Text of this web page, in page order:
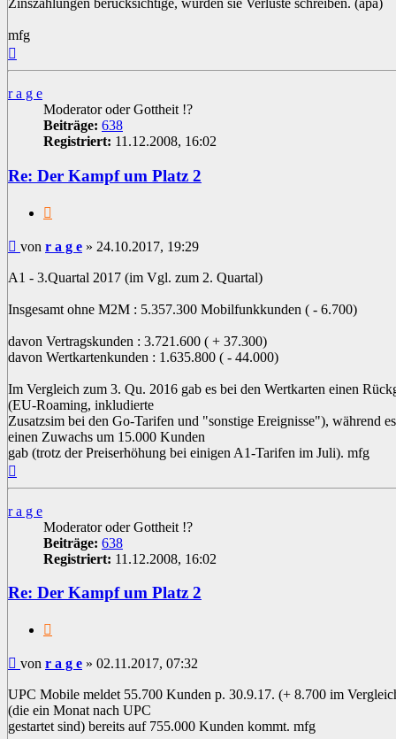
Zinszahlungen berücksichtige, würden sie Verluste schreiben. (apa)
mfg
r a g e
Moderator oder Gottheit !?
Beiträge: 638
Registriert: 11.12.2008, 16:02
Re: Der Kampf um Platz 2
Beitrag
von r a g e » 24.10.2017, 19:29
A1 - 3.Quartal 2017 (im Vgl. zum 2. Quartal)
Insgesamt ohne M2M : 5.357.300 Mobilfunkkunden ( - 6.700)
davon Vertragskunden : 3.721.600 ( + 37.300)
davon Wertkartenkunden : 1.635.800 ( - 44.000)
Im Vergleich zum 3. Qu. 2016 gab es bei den Wertkarten einen
(EU-Roaming, inkludierte
Zusatzsim bei den Go-Tarifen und "sonstige Ereignisse"), während
einen Zuwachs um 15.000 Kunden
gab (trotz der Preiserhöhung bei einigen A1-Tarifen im Juli). mfg
r a g e
Moderator oder Gottheit !?
Beiträge: 638
Registriert: 11.12.2008, 16:02
Re: Der Kampf um Platz 2
Beitrag
von r a g e » 02.11.2017, 07:32
UPC Mobile meldet 55.700 Kunden p. 30.9.17. (+ 8.700 im
(die ein Monat nach UPC
gestartet sind) bereits auf 755.000 Kunden kommt. mfg